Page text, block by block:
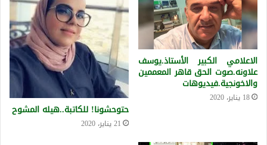
المجمتعية
الخاصة
بالقبيلة.
دمث
الأخلاق
محبوب
من
الجميع.
الاعلامي الكبير الأستاذ.يوسف
علاونه.صوت الحق قاهر المعممين
والاخونجية.فيديوهات
18 يناير، 2020
حتوحشونا! للكاتبة..هيله المشوح
21 يناير، 2020